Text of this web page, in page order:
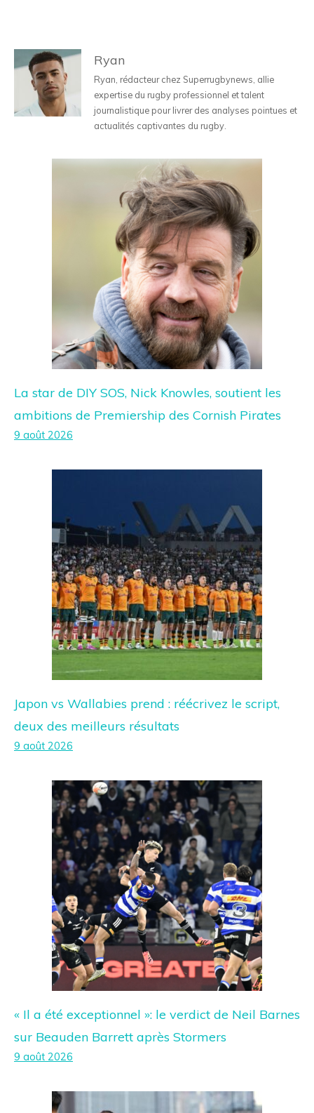
Ryan
Ryan, rédacteur chez Superrugbynews, allie
expertise du rugby professionnel et talent
journalistique pour livrer des analyses pointues et
actualités captivantes du rugby.
La star de DIY SOS, Nick Knowles, soutient les
ambitions de Premiership des Cornish Pirates
9 août 2026
Japon vs Wallabies prend : réécrivez le script,
deux des meilleurs résultats
9 août 2026
« Il a été exceptionnel »: le verdict de Neil Barnes
sur Beauden Barrett après Stormers
9 août 2026